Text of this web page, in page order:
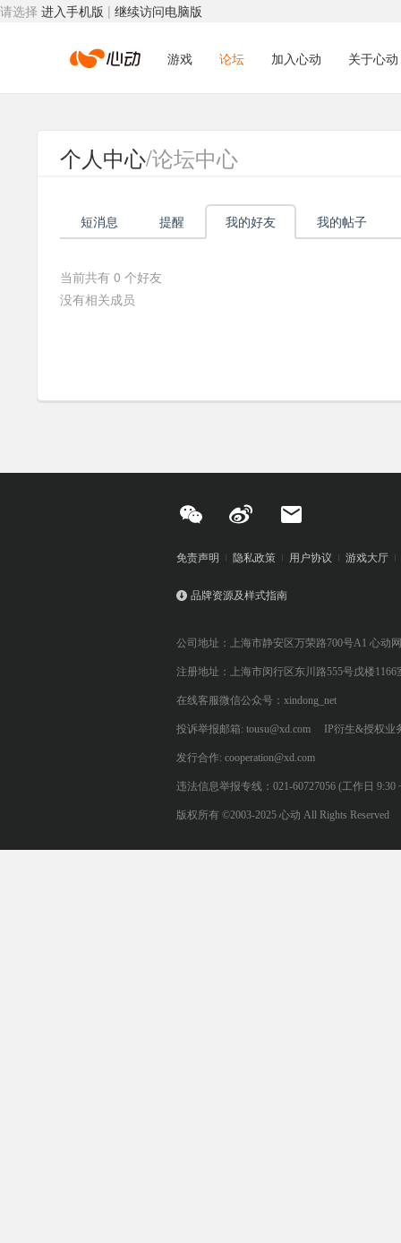
请选择 进入手机版 | 继续访问电脑版
心
动
络
游戏 论坛 加入心动 关于心动
个人中心/论坛中心
短消息 提醒 我的好友 我的帖子
当前共有 0 个好友
没有相关成员
免责声明 隐私政策 用户协议 游戏大厅
品牌资源及样式指南
公司地址：上海市静安区万荣路700号A1 心动
注册地址：上海市闵行区东川路555号戊楼1166
在线客服微信公众号：xindong_net
投诉举报邮箱: tousu@xd.com IP衍生&授权业
发行合作: cooperation@xd.com
违法信息举报专线：021-60727056 (工作日 9:30
版权所有 ©2003-2025 心动 All Rights Reserved